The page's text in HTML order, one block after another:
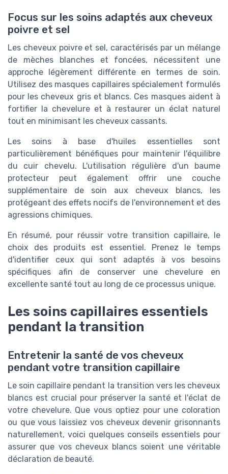
Focus sur les soins adaptés aux cheveux
poivre et sel
Les cheveux poivre et sel, caractérisés par un mélange
de mèches blanches et foncées, nécessitent une
approche légèrement différente en termes de soin.
Utilisez des masques capillaires spécialement formulés
pour les cheveux gris et blancs. Ces masques aident à
fortifier la chevelure et à restaurer un éclat naturel
tout en minimisant les cheveux cassants.
Les soins à base d'huiles essentielles sont
particulièrement bénéfiques pour maintenir l'équilibre
du cuir chevelu. L'utilisation régulière d'un baume
protecteur peut également offrir une couche
supplémentaire de soin aux cheveux blancs, les
protégeant des effets nocifs de l'environnement et des
agressions chimiques.
En résumé, pour réussir votre transition capillaire, le
choix des produits est essentiel. Prenez le temps
d'identifier ceux qui sont adaptés à vos besoins
spécifiques afin de conserver une chevelure en
excellente santé tout au long de ce processus unique.
Les soins capillaires essentiels
pendant la transition
Entretenir la santé de vos cheveux
pendant votre transition capillaire
Le soin capillaire pendant la transition vers les cheveux
blancs est crucial pour préserver la santé et l'éclat de
votre chevelure. Que vous optiez pour une coloration
ou que vous laissiez vos cheveux devenir grisonnants
naturellement, voici quelques conseils essentiels pour
assurer que vos cheveux blancs soient une véritable
déclaration de beauté.